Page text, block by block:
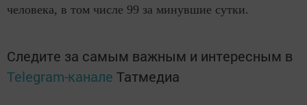
человека, в том числе 99 за минувшие сутки.
Следите за самым важным и интересным в
Telegram-канале Татмедиа